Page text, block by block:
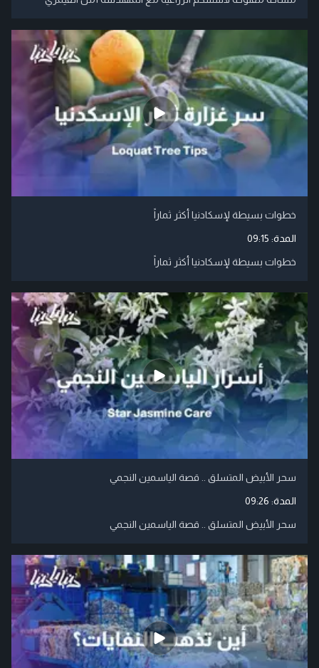
خطوات بسيطة لإسكادنيا أكثر ثماراً
المدة: 09:15
خطوات بسيطة لإسكادنيا أكثر ثماراً
سحر الأبيض المتسلق .. قصة الياسمين النجمي
المدة: 09:26
سحر الأبيض المتسلق .. قصة الياسمين النجمي